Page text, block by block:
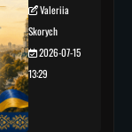
Valeriia
Skorych
2026-07-15
13:29